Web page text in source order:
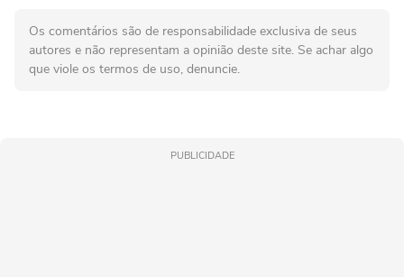
Os comentários são de responsabilidade exclusiva de seus
autores e não representam a opinião deste site. Se achar algo
que viole os termos de uso, denuncie.
PUBLICIDADE